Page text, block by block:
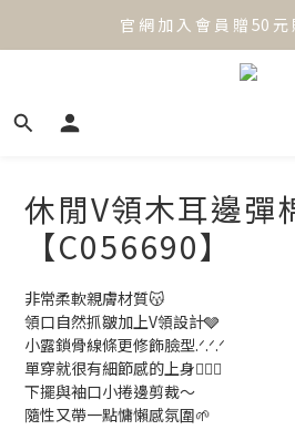
官 網 加 入 會 員 贈 50 元
官 網 加 入 會 員 贈 50 元
⟡.·*. 滿 NT.1000 免
休閒V領木耳邊彈
【C056690】
非常柔軟親膚材質😽
領口自然抓皺加上V領設計🩶
小露鎖骨線條更修飾臉型.ᐟ.ᐟ.ᐟ
單穿就很有細節感的上身🙆🏻‍♀️
下擺與袖口小捲邊剪裁～
隨性又帶一點慵懶感氛圍🌱